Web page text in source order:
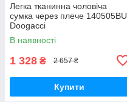
Легка тканинна чоловіча
сумка через плече 140505BU
Doogacci
В наявності
1 328 ₴ 2 657 ₴
Купити